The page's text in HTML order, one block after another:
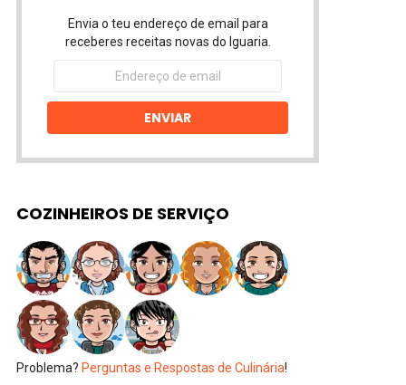
Envia o teu endereço de email para
receberes receitas novas do Iguaria.
Endereço
email
ENVIAR
COZINHEIROS DE SERVIÇO
Problema? Perguntas e Respostas de Culinária!